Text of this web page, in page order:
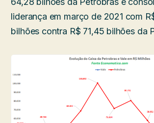
liderança em março de 2021 com
bilhões contra R$ 71,45 bilhões da